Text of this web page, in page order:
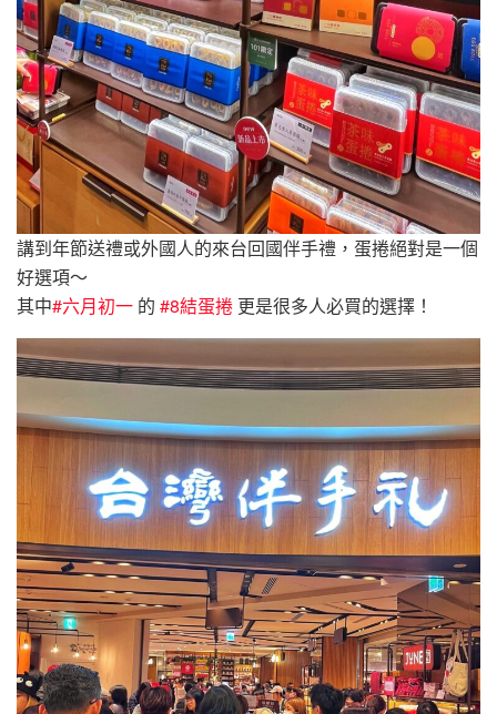
講到年節送禮或外國人的來台回國伴手禮，蛋捲絕對是一個
好選項～
其中#六月初一 的 #8結蛋捲 更是很多人必買的選擇！